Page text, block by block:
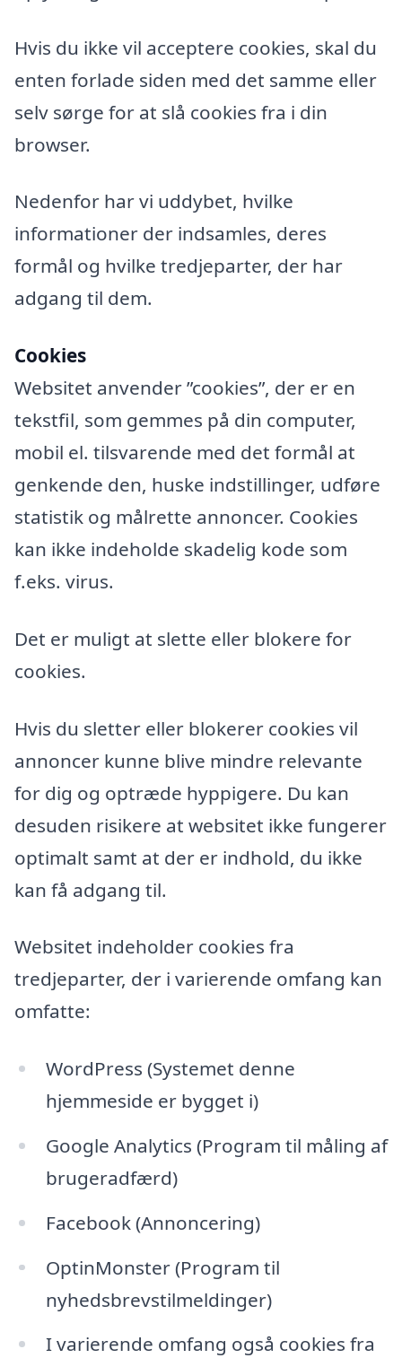
Hvis du ikke vil acceptere cookies, skal du
enten forlade siden med det samme eller
selv sørge for at slå cookies fra i din
browser.
Nedenfor har vi uddybet, hvilke
informationer der indsamles, deres
formål og hvilke tredjeparter, der har
adgang til dem.
Cookies
Websitet anvender ”cookies”, der er en
tekstfil, som gemmes på din computer,
mobil el. tilsvarende med det formål at
genkende den, huske indstillinger, udføre
statistik og målrette annoncer. Cookies
kan ikke indeholde skadelig kode som
f.eks. virus.
Det er muligt at slette eller blokere for
cookies.
Hvis du sletter eller blokerer cookies vil
annoncer kunne blive mindre relevante
for dig og optræde hyppigere. Du kan
desuden risikere at websitet ikke fungerer
optimalt samt at der er indhold, du ikke
kan få adgang til.
Websitet indeholder cookies fra
tredjeparter, der i varierende omfang kan
omfatte:
WordPress (Systemet denne
hjemmeside er bygget i)
Google Analytics (Program til måling af
brugeradfærd)
Facebook (Annoncering)
OptinMonster (Program til
nyhedsbrevstilmeldinger)
I varierende omfang også cookies fra